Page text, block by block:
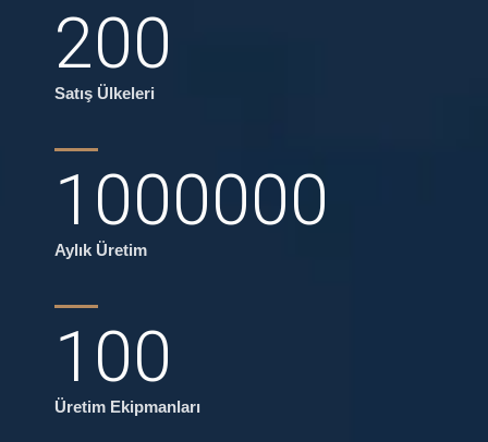
200
Satış Ülkeleri
1000000
Aylık Üretim
100
Üretim Ekipmanları